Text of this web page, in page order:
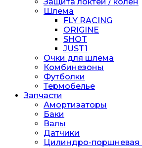
Шлема
FLY RACING
ORIGINE
SHOT
JUST1
Очки для шлема
Комбинезоны
Футболки
Термобелье
Запчасти
Амортизаторы
Баки
Валы
Датчики
Цилиндро-поршневая